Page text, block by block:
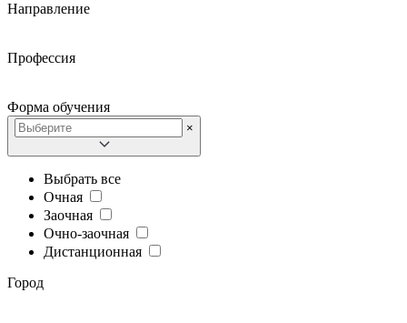
Направление
Профессия
Форма обучения
×
Выбрать все
Очная
Заочная
Очно-заочная
Дистанционная
Город